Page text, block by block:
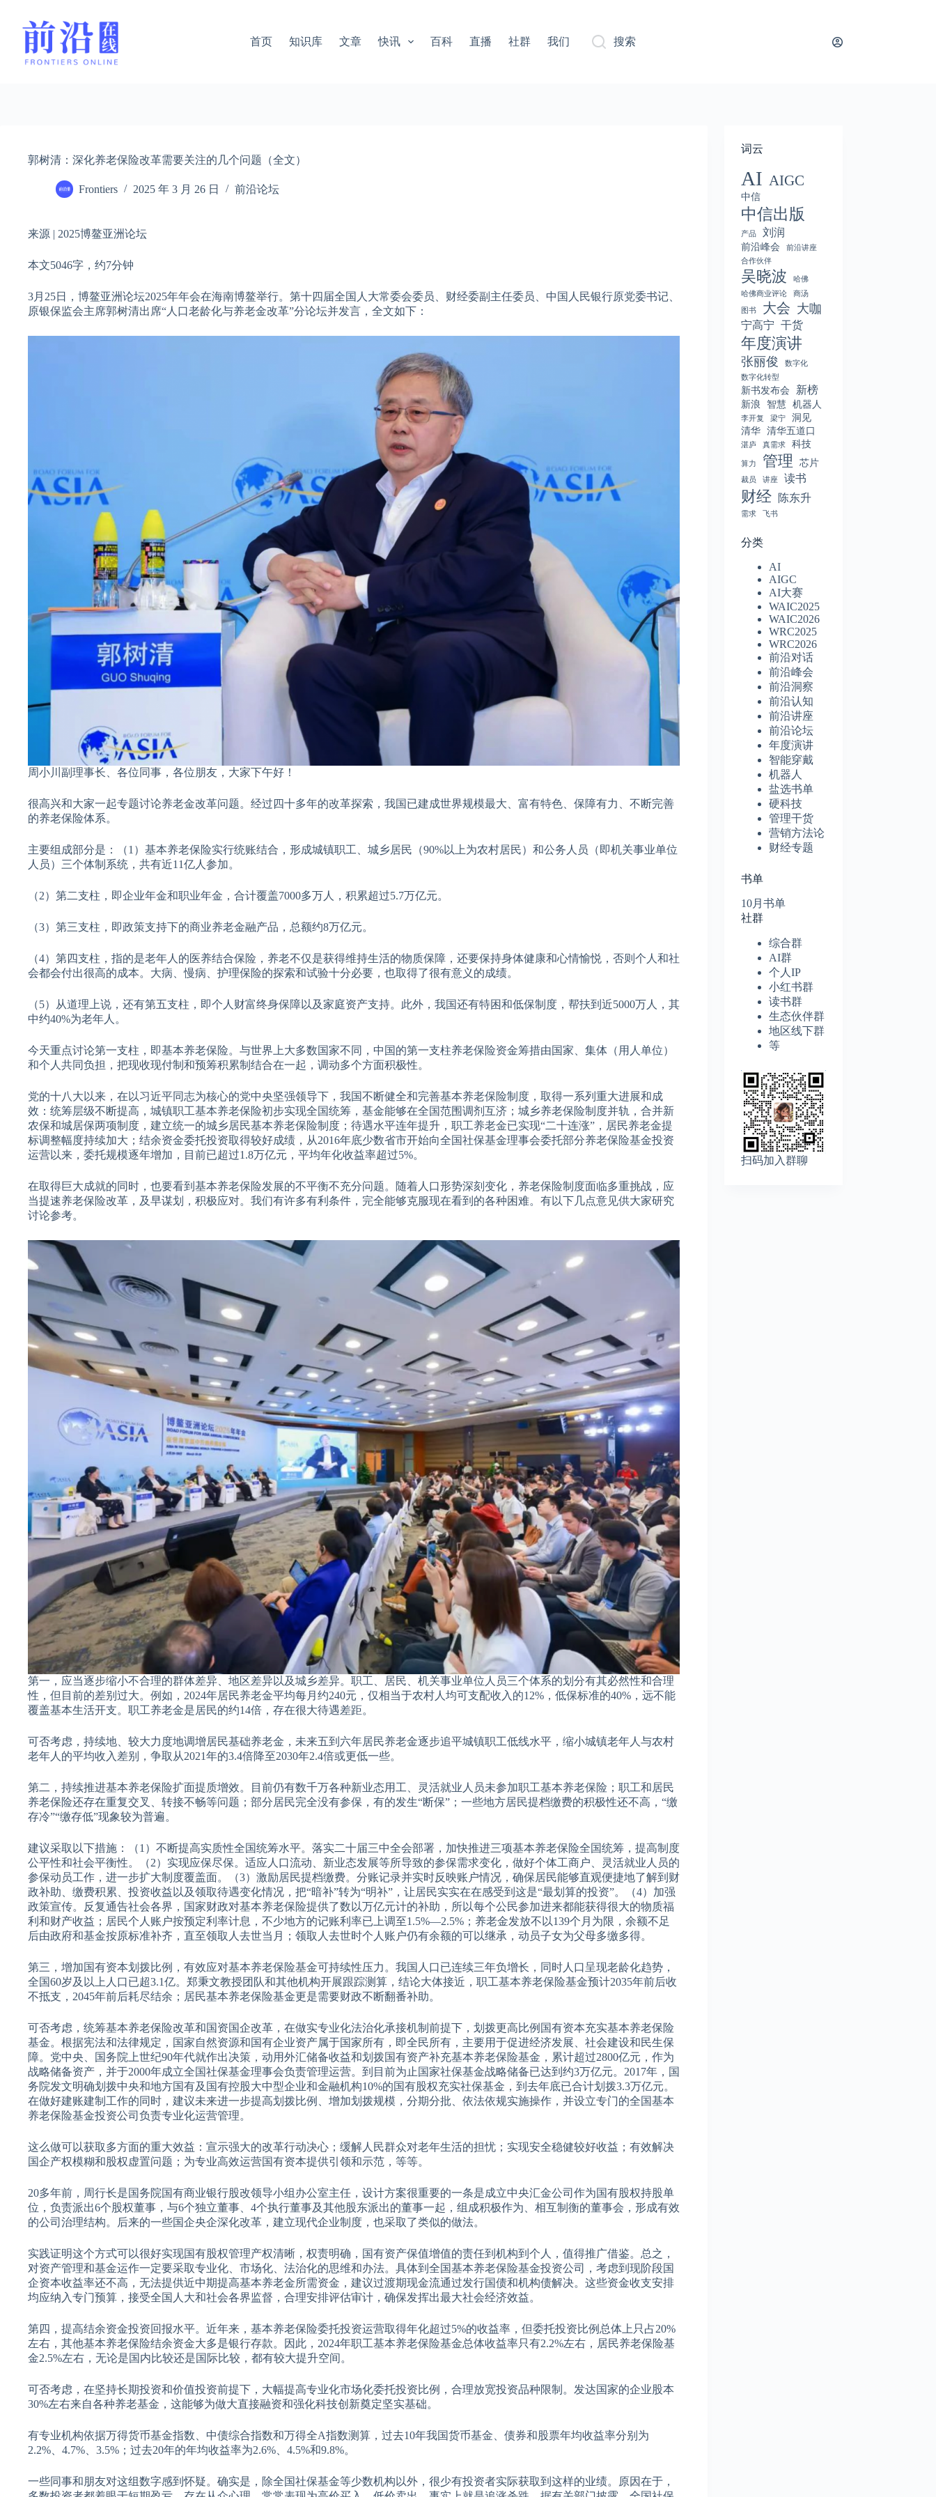
首页 知识库 文章 快讯 百科 直播 社群 我们 搜索
郭树清：深化养老保险改革需要关注的几个问题（全文）
Frontiers 2025 年 3 月 26 日 前沿论坛
来源 | 2025博鳌亚洲论坛
本文5046字，约7分钟
3月25日，博鳌亚洲论坛2025年年会在海南博鳌举行。第十四届全国人大常委会委员、财经委副主任委员、中国人民银行原党委书记、
原银保监会主席郭树清出席“人口老龄化与养老金改革”分论坛并发言，全文如下：
周小川副理事长、各位同事，各位朋友，大家下午好！
很高兴和大家一起专题讨论养老金改革问题。经过四十多年的改革探索，我国已建成世界规模最大、富有特色、保障有力、不断完善
的养老保险体系。
主要组成部分是：（1）基本养老保险实行统账结合，形成城镇职工、城乡居民（90%以上为农村居民）和公务人员（即机关事业单位
人员）三个体制系统，共有近11亿人参加。
（2）第二支柱，即企业年金和职业年金，合计覆盖7000多万人，积累超过5.7万亿元。
（3）第三支柱，即政策支持下的商业养老金融产品，总额约8万亿元。
（4）第四支柱，指的是老年人的医养结合保险，养老不仅是获得维持生活的物质保障，还要保持身体健康和心情愉悦，否则个人和社
会都会付出很高的成本。大病、慢病、护理保险的探索和试验十分必要，也取得了很有意义的成绩。
（5）从道理上说，还有第五支柱，即个人财富终身保障以及家庭资产支持。此外，我国还有特困和低保制度，帮扶到近5000万人，其
中约40%为老年人。
今天重点讨论第一支柱，即基本养老保险。与世界上大多数国家不同，中国的第一支柱养老保险资金筹措由国家、集体（用人单位）
和个人共同负担，把现收现付制和预筹积累制结合在一起，调动多个方面积极性。
党的十八大以来，在以习近平同志为核心的党中央坚强领导下，我国不断健全和完善基本养老保险制度，取得一系列重大进展和成
效：统筹层级不断提高，城镇职工基本养老保险初步实现全国统筹，基金能够在全国范围调剂互济；城乡养老保险制度并轨，合并新
农保和城居保两项制度，建立统一的城乡居民基本养老保险制度；待遇水平连年提升，职工养老金已实现“二十连涨”，居民养老金提
标调整幅度持续加大；结余资金委托投资取得较好成绩，从2016年底少数省市开始向全国社保基金理事会委托部分养老保险基金投资
运营以来，委托规模逐年增加，目前已超过1.8万亿元，平均年化收益率超过5%。
在取得巨大成就的同时，也要看到基本养老保险发展的不平衡不充分问题。随着人口形势深刻变化，养老保险制度面临多重挑战，应
当提速养老保险改革，及早谋划，积极应对。我们有许多有利条件，完全能够克服现在看到的各种困难。有以下几点意见供大家研究
讨论参考。
第一，应当逐步缩小不合理的群体差异、地区差异以及城乡差异。职工、居民、机关事业单位人员三个体系的划分有其必然性和合理
性，但目前的差别过大。例如，2024年居民养老金平均每月约240元，仅相当于农村人均可支配收入的12%，低保标准的40%，远不能
覆盖基本生活开支。职工养老金是居民的约14倍，存在很大待遇差距。
可否考虑，持续地、较大力度地调增居民基础养老金，未来五到六年居民养老金逐步追平城镇职工低线水平，缩小城镇老年人与农村
老年人的平均收入差别，争取从2021年的3.4倍降至2030年2.4倍或更低一些。
第二，持续推进基本养老保险扩面提质增效。目前仍有数千万各种新业态用工、灵活就业人员未参加职工基本养老保险；职工和居民
养老保险还存在重复交叉、转接不畅等问题；部分居民完全没有参保，有的发生“断保”；一些地方居民提档缴费的积极性还不高，“缴
存冷”“缴存低”现象较为普遍。
建议采取以下措施：（1）不断提高实质性全国统筹水平。落实二十届三中全会部署，加快推进三项基本养老保险全国统筹，提高制度
公平性和社会平衡性。（2）实现应保尽保。适应人口流动、新业态发展等所导致的参保需求变化，做好个体工商户、灵活就业人员的
参保动员工作，进一步扩大制度覆盖面。（3）激励居民提档缴费。分账记录并实时反映账户情况，确保居民能够直观便捷地了解到财
政补助、缴费积累、投资收益以及领取待遇变化情况，把“暗补”转为“明补”，让居民实实在在感受到这是“最划算的投资”。（4）加强
政策宣传。反复通告社会各界，国家财政对基本养老保险提供了数以万亿元计的补助，所以每个公民参加进来都能获得很大的物质福
利和财产收益；居民个人账户按预定利率计息，不少地方的记账利率已上调至1.5%—2.5%；养老金发放不以139个月为限，余额不足
后由政府和基金按原标准补齐，直至领取人去世当月；领取人去世时个人账户仍有余额的可以继承，动员子女为父母多缴多得。
第三，增加国有资本划拨比例，有效应对基本养老保险基金可持续性压力。我国人口已连续三年负增长，同时人口呈现老龄化趋势，
全国60岁及以上人口已超3.1亿。郑秉文教授团队和其他机构开展跟踪测算，结论大体接近，职工基本养老保险基金预计2035年前后收
不抵支，2045年前后耗尽结余；居民基本养老保险基金更是需要财政不断翻番补助。
可否考虑，统筹基本养老保险改革和国资国企改革，在做实专业化法治化承接机制前提下，划拨更高比例国有资本充实基本养老保险
基金。根据宪法和法律规定，国家自然资源和国有企业资产属于国家所有，即全民所有，主要用于促进经济发展、社会建设和民生保
障。党中央、国务院上世纪90年代就作出决策，动用外汇储备收益和划拨国有资产补充基本养老保险基金，累计超过2800亿元，作为
战略储备资产，并于2000年成立全国社保基金理事会负责管理运营。到目前为止国家社保基金战略储备已达到约3万亿元。2017年，国
务院发文明确划拨中央和地方国有及国有控股大中型企业和金融机构10%的国有股权充实社保基金，到去年底已合计划拨3.3万亿元。
在做好建账建制工作的同时，建议未来进一步提高划拨比例、增加划拨规模，分期分批、依法依规实施操作，并设立专门的全国基本
养老保险基金投资公司负责专业化运营管理。
这么做可以获取多方面的重大效益：宣示强大的改革行动决心；缓解人民群众对老年生活的担忧；实现安全稳健较好收益；有效解决
国企产权模糊和股权虚置问题；为专业高效运营国有资本提供引领和示范，等等。
20多年前，周行长是国务院国有商业银行股改领导小组办公室主任，设计方案很重要的一条是成立中央汇金公司作为国有股权持股单
位，负责派出6个股权董事，与6个独立董事、4个执行董事及其他股东派出的董事一起，组成积极作为、相互制衡的董事会，形成有效
的公司治理结构。后来的一些国企央企深化改革，建立现代企业制度，也采取了类似的做法。
实践证明这个方式可以很好实现国有股权管理产权清晰，权责明确，国有资产保值增值的责任到机构到个人，值得推广借鉴。总之，
对资产管理和基金运作一定要采取专业化、市场化、法治化的思维和办法。具体到全国基本养老保险基金投资公司，考虑到现阶段国
企资本收益率还不高，无法提供近中期提高基本养老金所需资金，建议过渡期现金流通过发行国债和机构债解决。这些资金收支安排
均应纳入专门预算，接受全国人大和社会各界监督，合理安排评估审计，确保发挥出最大社会经济效益。
第四，提高结余资金投资回报水平。近年来，基本养老保险委托投资运营取得年化超过5%的收益率，但委托投资比例总体上只占20%
左右，其他基本养老保险结余资金大多是银行存款。因此，2024年职工基本养老保险基金总体收益率只有2.2%左右，居民养老保险基
金2.5%左右，无论是国内比较还是国际比较，都有较大提升空间。
可否考虑，在坚持长期投资和价值投资前提下，大幅提高专业化市场化委托投资比例，合理放宽投资品种限制。发达国家的企业股本
30%左右来自各种养老基金，这能够为做大直接融资和强化科技创新奠定坚实基础。
有专业机构依据万得货币基金指数、中债综合指数和万得全A指数测算，过去10年我国货币基金、债券和股票年均收益率分别为
2.2%、4.7%、3.5%；过去20年的年均收益率为2.6%、4.5%和9.8%。
一些同事和朋友对这组数字感到怀疑。确实是，除全国社保基金等少数机构以外，很少有投资者实际获取到这样的业绩。原因在于，
词云
AI AIGC
中信
中信出版
产品 刘润
前沿峰会
前沿讲座
合作伙伴
吴晓波
哈佛
哈佛商业评论
商汤
图书 大会 大咖
宁高宁 干货
年度演讲
张丽俊
数字化
数字化转型
新书发布会 新榜
新浪 智慧 机器人
李开复 梁宁
洞见
清华
清华五道口
湛庐 真需求 科技
算力 管理 芯片
裁员 讲座 读书
财经 陈东升
需求 飞书
分类
AI
AIGC
AI大赛
WAIC2025
WAIC2026
WRC2025
WRC2026
前沿对话
前沿峰会
前沿洞察
前沿认知
前沿讲座
前沿论坛
年度演讲
智能穿戴
机器人
盐选书单
硬科技
管理干货
营销方法论
财经专题
书单
10月书单
社群
综合群
AI群
个人IP
小红书群
读书群
生态伙伴群
地区线下群
等
扫码加入群聊